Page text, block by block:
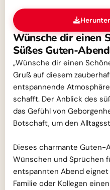
Wünsche dir einen
Süßes Guten-
„Wünsche dir einen
Gruß auf diesem
entspannende
schafft. Der Anblick des
das Gefühl von
Botschaft, um den
Dieses charmante
Wünschen und Sprüchen
entspannten Abend
Familie oder Kollegen